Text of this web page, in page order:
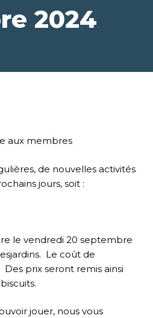
2024
aux membres
de nouvelles activités
jours, soit :
le vendredi 20 septembre
Le coût de
prix seront remis ainsi
jouer, nous vous